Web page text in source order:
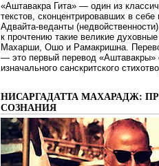
«Аштавакра Гита» — один из
текстов, сконцентрировавших в
Адвайта-веданты
к прочтению такие великие
Махарши, Ошо и Рамакришна.
— это первый перевод «Аштавакры»
изначального санскритского
НИСАРГАДАТТА МАХАРАДЖ:
СОЗНАНИЯ